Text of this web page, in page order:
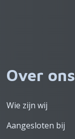
Over ons
Wie zijn wij
Aangesloten bij